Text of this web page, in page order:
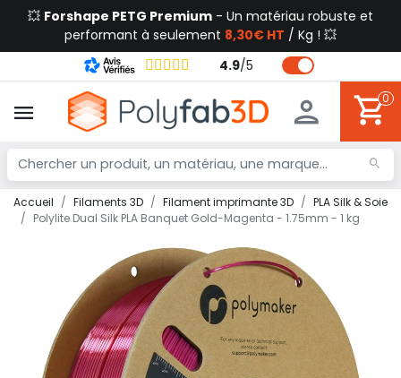
💥 Forshape PETG Premium - Un matériau robuste et
performant à seulement 8,30€ HT / Kg ! 💥
4.9/5
0
Accueil Filaments 3D Filament imprimante 3D
PLA Silk & Soie
Polylite Dual Silk PLA Banquet Gold-Magenta - 1.75mm - 1 kg